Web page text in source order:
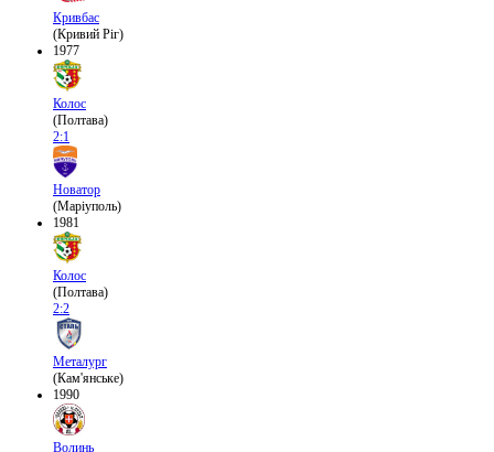
Кривбас
(Кривий Ріг)
1977
Колос
(Полтава)
2:1
Новатор
(Маріуполь)
1981
Колос
(Полтава)
2:2
Металург
(Кам'янське)
1990
Волинь